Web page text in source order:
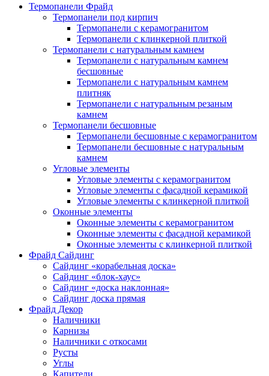
Термопанели Фрайд
Термопанели под кирпич
Термопанели с керамогранитом
Термопанели с клинкерной плиткой
Термопанели с натуральным камнем
Термопанели с натуральным камнем
бесшовные
Термопанели с натуральным камнем
плитняк
Термопанели с натуральным резаным
камнем
Термопанели бесшовные
Термопанели бесшовные с керамогранитом
Термопанели бесшовные с натуральным
камнем
Угловые элементы
Угловые элементы с керамогранитом
Угловые элементы с фасадной керамикой
Угловые элементы с клинкерной плиткой
Оконные элементы
Оконные элементы с керамогранитом
Оконные элементы с фасадной керамикой
Оконные элементы с клинкерной плиткой
Фрайд Сайдинг
Сайдинг «корабельная доска»
Сайдинг «блок-хаус»
Сайдинг «доска наклонная»
Сайдинг доска прямая
Фрайд Декор
Наличники
Карнизы
Наличники с откосами
Русты
Углы
Капители